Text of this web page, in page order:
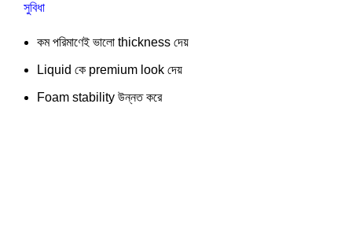
সুবিধা
কম পরিমাণেই ভালো thickness দেয়
Liquid কে premium look দেয়
Foam stability উন্নত করে